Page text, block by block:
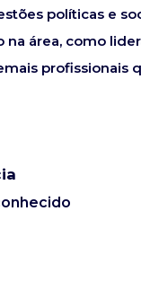
políticas e
área, como
profissionais